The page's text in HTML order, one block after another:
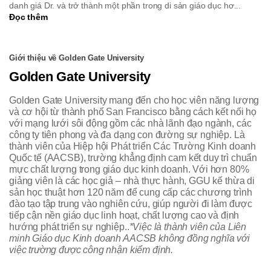
danh giá Dr. và trở thành một phần trong di sản giáo dục hơ...
Đọc thêm
Giới thiệu về Golden Gate University
Golden Gate University
Golden Gate University mang đến cho học viên năng lượng
và cơ hội từ thành phố San Francisco bằng cách kết nối họ
với mạng lưới sôi động gồm các nhà lãnh đạo ngành, các
công ty tiên phong và đa dạng con đường sự nghiệp. Là
thành viên của Hiệp hội Phát triển Các Trường Kinh doanh
Quốc tế (AACSB), trường khẳng định cam kết duy trì chuẩn
mực chất lượng trong giáo dục kinh doanh. Với hơn 80%
giảng viên là các học giả – nhà thực hành, GGU kế thừa di
sản học thuật hơn 120 năm để cung cấp các chương trình
đào tạo tập trung vào nghiên cứu, giúp người đi làm được
tiếp cận nền giáo dục linh hoạt, chất lượng cao và định
hướng phát triển sự nghiệp..*Việc là thành viên của Liên
minh Giáo dục Kinh doanh AACSB không đồng nghĩa với
việc trường được công nhận kiểm định.